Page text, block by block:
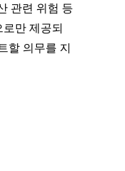
관련 위험 등
만 제공되
할 의무를 지